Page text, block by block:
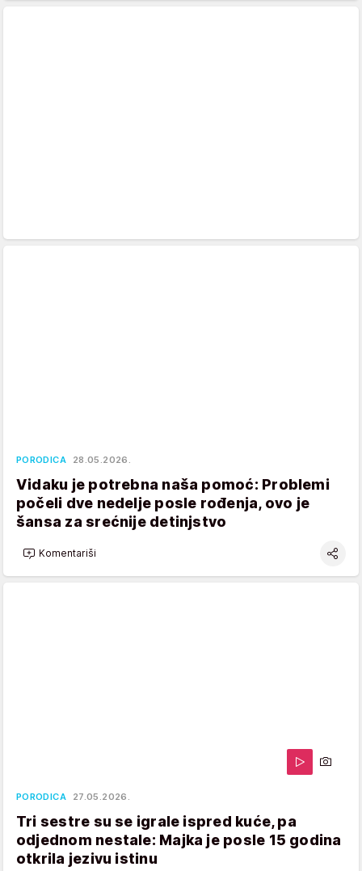
PORODICA 28.05.2026.
Vidaku je potrebna naša pomoć: Problemi
počeli dve nedelje posle rođenja, ovo je
šansa za srećnije detinjstvo
Komentariši
PORODICA 27.05.2026.
Tri sestre su se igrale ispred kuće, pa
odjednom nestale: Majka je posle 15 godina
otkrila jezivu istinu